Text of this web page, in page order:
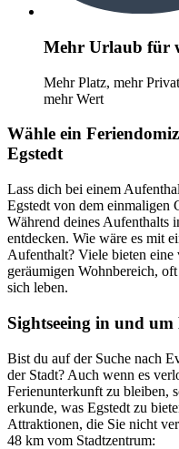
Mehr Urlaub für
Mehr Platz, mehr
mehr Wert
Wähle ein
Egstedt
Lass dich bei einem
Egstedt von dem einmaligen
Während deines Aufenthalts
entdecken. Wie wäre es mit
Aufenthalt? Viele bieten eine
geräumigen Wohnbereich,
sich leben.
Sightseeing in und um
Bist du auf der Suche nach
der Stadt? Auch wenn es
Ferienunterkunft zu bleiben,
erkunde, was Egstedt zu
Attraktionen, die Sie nicht
48 km vom Stadtzentrum: